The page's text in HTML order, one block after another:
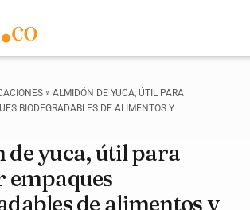
» ALMIDÓN DE YUCA, ÚTIL PARA
BIODEGRADABLES DE ALIMENTOS Y
de yuca, útil para
empaques
de alimentos y